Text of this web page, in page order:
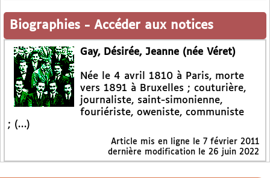
Biographies - Accéder aux notices
Gay, Désirée, Jeanne (née Véret)
Née le 4 avril 1810 à Paris, morte
vers 1891 à Bruxelles ; couturière,
journaliste, saint-simonienne,
fouriériste, oweniste, communiste
; (…)
Article mis en ligne le 7 février 2011
dernière modification le 26 juin 2022